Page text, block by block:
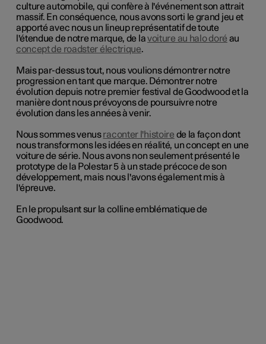
culture automobile, qui confère à l'événement son attrait
massif. En conséquence, nous avons sorti le grand jeu et
apporté avec nous un lineup représentatif de toute
l'étendue de notre marque, de lavoiture au halo doré au
concept de roadster électrique.
Mais par-dessus tout, nous voulions démontrer notre
progression en tant que marque. Démontrer notre
évolution depuis notre premier festival de Goodwood et la
manière dont nous prévoyons de poursuivre notre
évolution dans les années à venir.
Nous sommes venus raconter l'histoire de la façon dont
nous transformons les idées en réalité, un concept en une
voiture de série. Nous avons non seulement présenté le
prototype de la Polestar 5 à un stade précoce de son
développement, mais nous l'avons également mis à
l'épreuve.
En le propulsant sur la colline emblématique de
Goodwood.